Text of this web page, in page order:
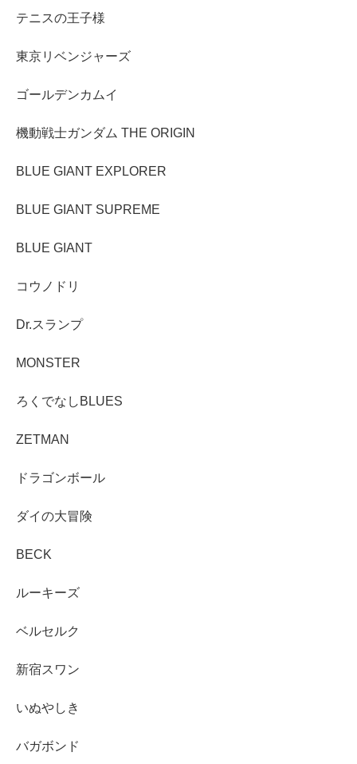
テニスの王子様
東京リベンジャーズ
ゴールデンカムイ
機動戦士ガンダム THE ORIGIN
BLUE GIANT EXPLORER
BLUE GIANT SUPREME
BLUE GIANT
コウノドリ
Dr.スランプ
MONSTER
ろくでなしBLUES
ZETMAN
ドラゴンボール
ダイの大冒険
BECK
ルーキーズ
ベルセルク
新宿スワン
いぬやしき
バガボンド